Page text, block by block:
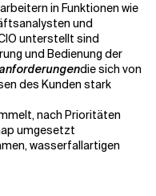
in Funktionen wie
und
unterstellt sind
und Bedienung der
die sich von
des Kunden stark
nach Prioritäten
umgesetzt
wasserfallartigen